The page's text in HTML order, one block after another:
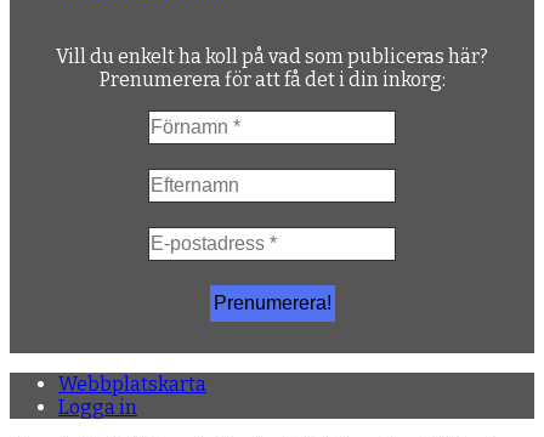
Vill du enkelt ha koll på vad som publiceras här?
Prenumerera för att få det i din inkorg:
Webbplatskarta
Logga in